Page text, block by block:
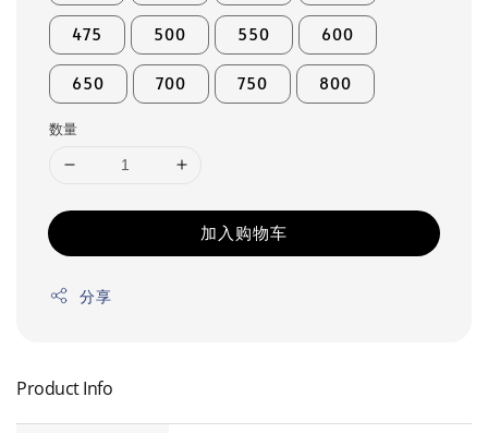
475 500 550 600
650 700 750 800
数量
加入购物车
分享
Product Info